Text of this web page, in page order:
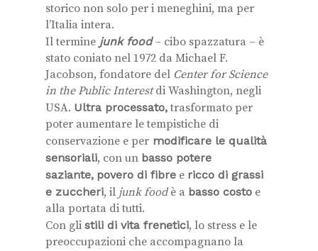
storico non solo per i meneghini, ma per
l’Italia intera.
Il termine junk food– cibo spazzatura – è
stato coniato nel 1972 da Michael F.
Jacobson, fondatore del Center for Science
in the Public Interestdi Washington, negli
USA. Ultra processato,trasformato per
poter aumentare le tempistiche di
conservazione e per modificare le qualità
sensoriali, con un basso potere
saziante, povero di fibre e ricco di grassi
e zuccheri, il junk foodè a basso costo e
alla portata di tutti.
Con gli stili di vita frenetici, lo stress e le
preoccupazioni che accompagnano la